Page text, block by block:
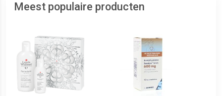
Meest populaire producten